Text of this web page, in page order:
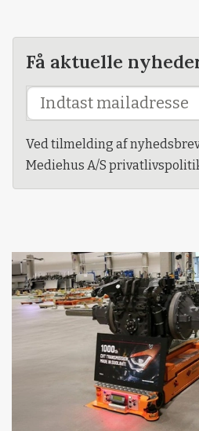
Få aktuelle
Ved tilmelding af
Mediehus A/S